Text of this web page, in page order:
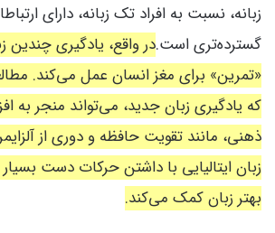
زبانه، نسبت به افراد تک زبانه، دارای
گسترده‌تری است.در واقع، یادگیری چندین
«تمرین» برای مغز انسان عمل می‌کند.
که یادگیری زبان جدید، می‌تواند منجر به
ذهنی، مانند تقویت حافظه و دوری از
زبان ایتالیایی با داشتن حرکات دست بسیار
بهتر زبان کمک می‌کند.